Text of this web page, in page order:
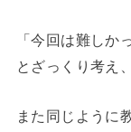
「今回は難しか
とざっくり考え、
また同じように